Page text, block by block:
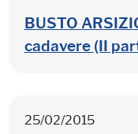
BUSTO
cadavere (II
25/02/2015